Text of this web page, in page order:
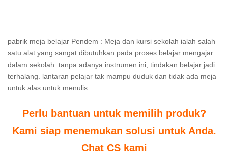
pabrik meja belajar Pendem : Meja dan kursi sekolah ialah salah
satu alat yang sangat dibutuhkan pada proses belajar mengajar
dalam sekolah. tanpa adanya instrumen ini, tindakan belajar jadi
terhalang. lantaran pelajar tak mampu duduk dan tidak ada meja
untuk alas untuk menulis.
Perlu bantuan untuk memilih produk?
Kami siap menemukan solusi untuk Anda.
Chat CS kami